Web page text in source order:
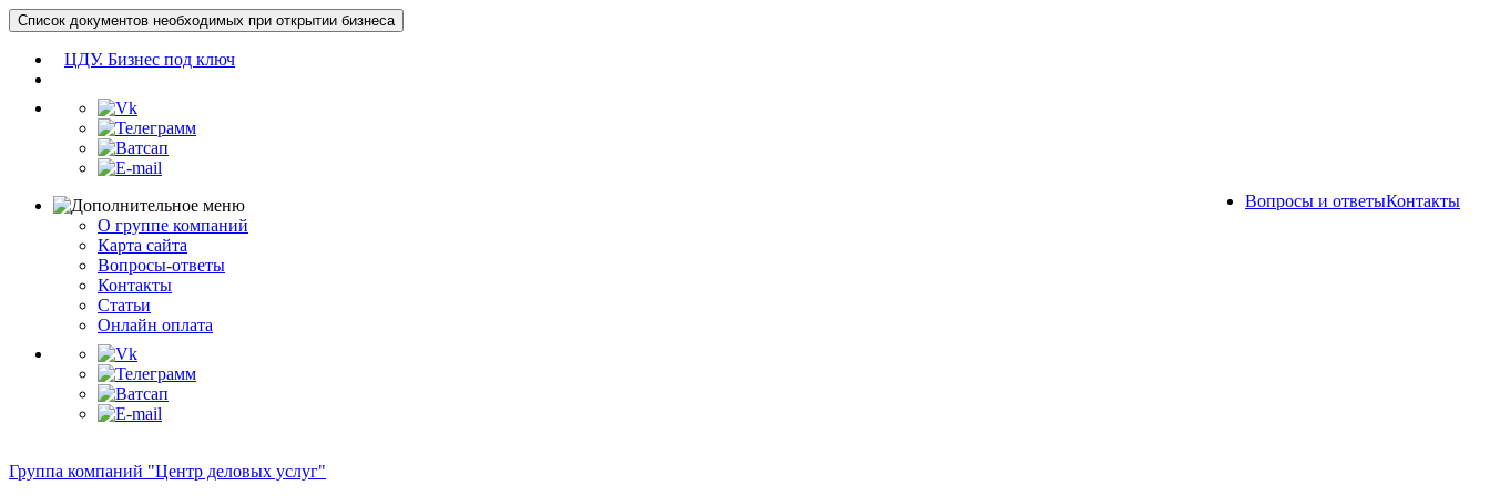
Список документов необходимых при открытии бизнеса
ЦДУ. Бизнес под ключ
Вопросы и ответыКонтакты
О группе компаний
Карта сайта
Вопросы-ответы
Контакты
Статьи
Онлайн оплата
Группа компаний "Центр деловых услуг"